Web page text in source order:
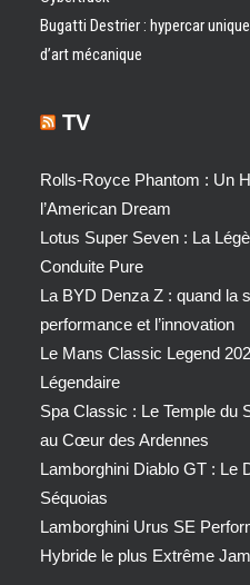
Bugatti Destrier : hypercar
d’art mécanique
TV
Rolls-Royce Phantom : Un
l’American Dream
Lotus Super Seven : La
Conduite Pure
La BYD Denza Z : quand la
performance et l’innovation
Le Mans Classic Legend
Légendaire
Spa Classic : Le Temple du
au Cœur des Ardennes
Lamborghini Diablo GT : Le
Séquoias
Lamborghini Urus SE
Hybride le plus Extrême